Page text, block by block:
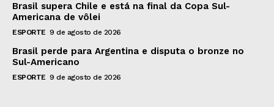
Brasil supera Chile e está na final da Copa Sul-
Americana de vôlei
ESPORTE 9 de agosto de 2026
Brasil perde para Argentina e disputa o bronze no
Sul-Americano
ESPORTE 9 de agosto de 2026